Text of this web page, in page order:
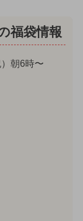
福袋情報
朝6時〜